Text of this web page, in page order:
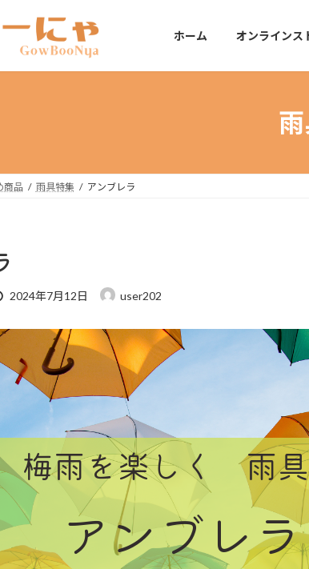
ホーム オンラインス
商品 雨具特集 アンブレラ
最
日
時
2024年7月12日 user202
雨を楽しく 雨
アンブレラ